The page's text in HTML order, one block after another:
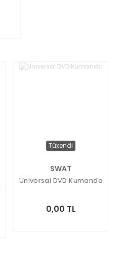
Tükendi
SWAT
Universal DVD Kumanda
0,00 TL